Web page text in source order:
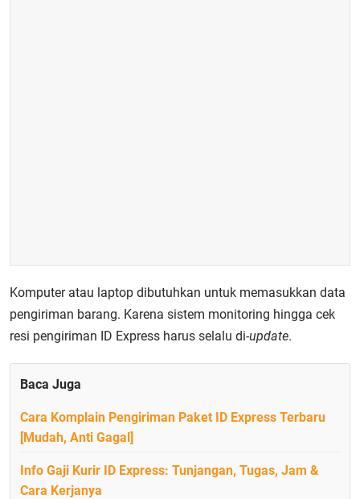
Komputer atau laptop dibutuhkan untuk memasukkan data
pengiriman barang. Karena sistem monitoring hingga cek
resi pengiriman ID Express harus selalu di-update.
Baca Juga
Cara Komplain Pengiriman Paket ID Express Terbaru
[Mudah, Anti Gagal]
Info Gaji Kurir ID Express: Tunjangan, Tugas, Jam &
Cara Kerjanya